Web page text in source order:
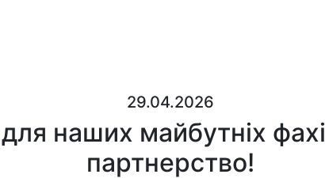
29.04.2026
наших майбутніх
партнерство!